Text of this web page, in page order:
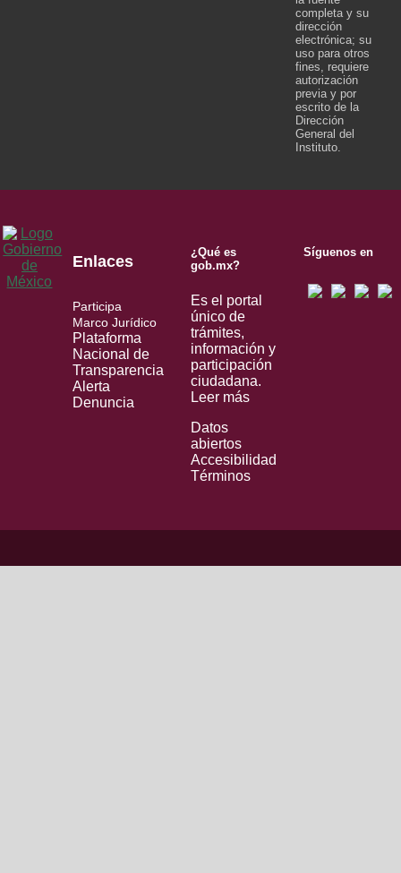
completa y su
dirección
electrónica; su
uso para otros
fines, requiere
autorización
previa y por
escrito de la
Dirección
General del
Instituto.
Enlaces
Participa
Marco Jurídico
Plataforma
Nacional de
Transparencia
Alerta
Denuncia
¿Qué es
gob.mx?
Es el portal
único de
trámites,
información y
participación
ciudadana.
Leer más
Datos
abiertos
Accesibilidad
Términos
Síguenos en